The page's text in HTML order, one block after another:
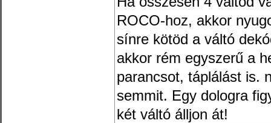
ROCO-hoz, akkor
sínre kötöd a váltó
akkor rém egyszerű a
parancsot, táplálást is.
semmit. Egy dologra
két váltó álljon át!